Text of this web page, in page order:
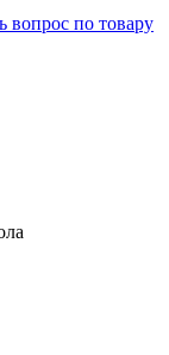
вопрос по товару